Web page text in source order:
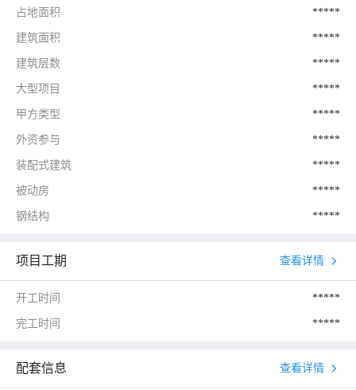
占地面积 *****
建筑面积 *****
建筑层数 *****
大型项目 *****
甲方类型 *****
外资参与 *****
装配式建筑 *****
被动房 *****
钢结构 *****
项目工期 查看详情
开工时间 *****
完工时间 *****
配套信息 查看详情